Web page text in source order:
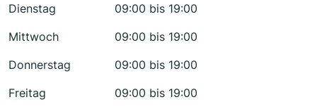
Dienstag
09:00 bis 19:00
Mittwoch
09:00 bis 19:00
Donnerstag
09:00 bis 19:00
Freitag
09:00 bis 19:00